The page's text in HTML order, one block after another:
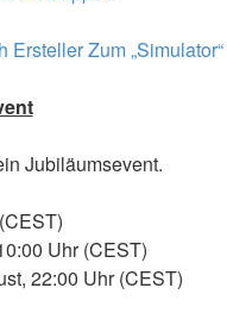
ErstellerZum „Simulator“
Jubiläumsevent.
Uhr (CEST)
22:00 Uhr (CEST)